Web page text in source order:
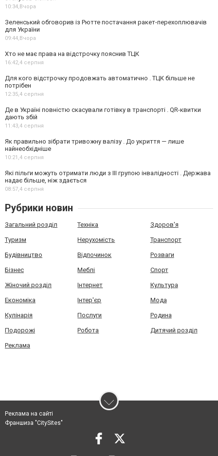
10:34,Вчора
Зеленський обговорив із Рютте постачання ракет-перехоплювачів
для України
09:44,Вчора
Хто не має права на відстрочку пояснив ТЦК
16:42,4 серпня
Для кого відстрочку продовжать автоматично . ТЦК більше не
потрібен
12:35,4 серпня
Де в Україні повністю скасували готівку в транспорті . QR-квитки
дають збій
11:43,4 серпня
Як правильно зібрати тривожну валізу . До укриття — лише
найнеобхідніше
10:21,4 серпня
Які пільги можуть отримати люди з III групою інвалідності . Держава
надає більше, ніж здається
08:57,4 серпня
Рубрики новин
Загальний розділ Техніка Здоров'я
Туризм Нерухомість Транспорт
Будівництво Відпочинок Розваги
Бізнес Меблі Спорт
Жіночий розділ Інтернет Культура
Економіка Інтер'єр Мода
Кулінарія Послуги Родина
Подорожі Робота Дитячий розділ
Реклама
Реклама на сайті
Франшиза "CitySites"